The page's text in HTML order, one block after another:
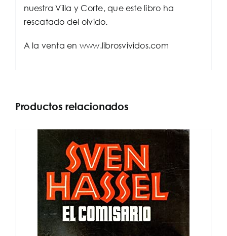
nuestra Villa y Corte, que este libro ha
rescatado del olvido.
A la venta en www.librosvividos.com
Productos relacionados